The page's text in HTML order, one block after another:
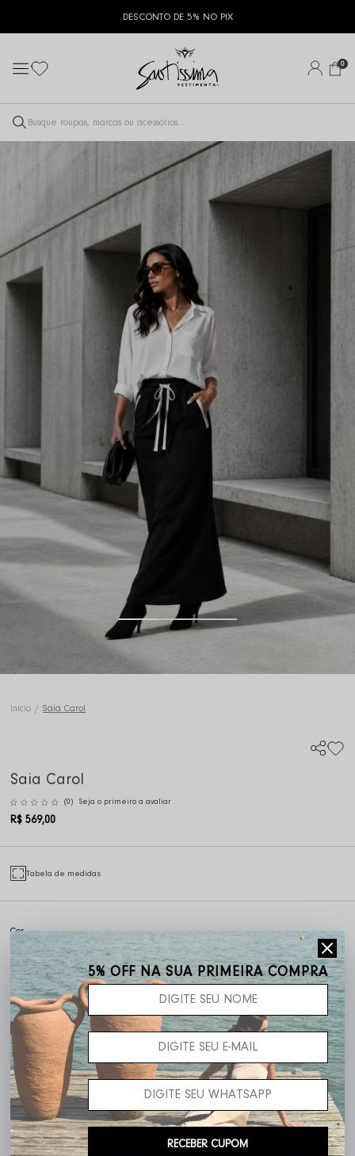
DESCONTO DE 5% NO PIX
0
Início Saia Carol
Saia Carol
(0) Seja o primeiro a avaliar
R$ 569,00
Tabela de medidas
Frete grátis acima de R$ 400,00
PRODUTO INDISPONÍVEL
Cadastre seu email que te avisaremos quando estiver disponível:
5% OFF NA SUA PRIMEIRA COMPRA
RECEBER CUPOM